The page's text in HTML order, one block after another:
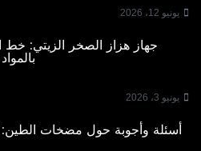
يونيو 12، 2026
جهاز هزاز الصخر الزيتي: خط
يونيو 3، 2026
أسئلة وأجوبة حول مضخات الطين: